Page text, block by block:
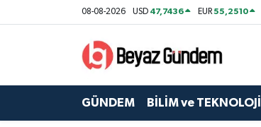
08-08-2026 USD 47,7436 EUR55,2510
GÜNDEM BİLİM ve TEKNOLOJİ
GÜNDEM
BİLİM ve TEKNOLOJİ
Hava Durumu
Trafik Durumu